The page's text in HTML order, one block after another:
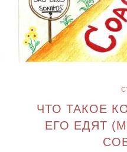
ЧТО ТАКОЕ
ЕГО ЕДЯТ